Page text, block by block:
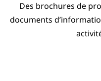
Des brochures de
documents